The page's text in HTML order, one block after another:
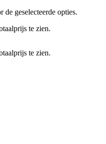
de geselecteerde opties.
te zien.
te zien.